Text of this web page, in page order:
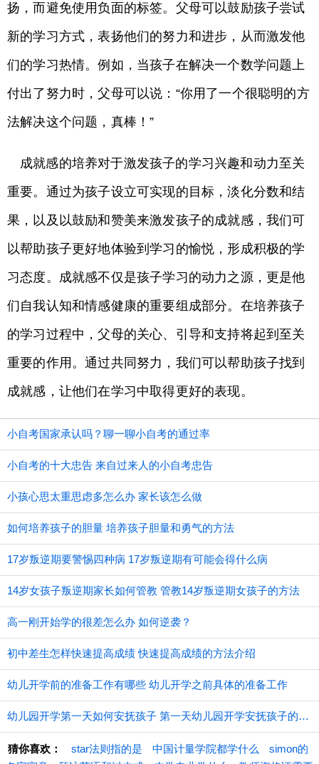
扬，而避免使用负面的标签。父母可以鼓励孩子尝试
新的学习方式，表扬他们的努力和进步，从而激发他
们的学习热情。例如，当孩子在解决一个数学问题上
付出了努力时，父母可以说：“你用了一个很聪明的方
法解决这个问题，真棒！”
成就感的培养对于激发孩子的学习兴趣和动力至关
重要。通过为孩子设立可实现的目标，淡化分数和结
果，以及以鼓励和赞美来激发孩子的成就感，我们可
以帮助孩子更好地体验到学习的愉悦，形成积极的学
习态度。成就感不仅是孩子学习的动力之源，更是他
们自我认知和情感健康的重要组成部分。在培养孩子
的学习过程中，父母的关心、引导和支持将起到至关
重要的作用。通过共同努力，我们可以帮助孩子找到
成就感，让他们在学习中取得更好的表现。
小自考国家承认吗？聊一聊小自考的通过率
小自考的十大忠告 来自过来人的小自考忠告
小孩心思太重思虑多怎么办 家长该怎么做
如何培养孩子的胆量 培养孩子胆量和勇气的方法
17岁叛逆期要警惕四种病 17岁叛逆期有可能会得什么病
14岁女孩子叛逆期家长如何管教 管教14岁叛逆期女孩子的方法
高一刚开始学的很差怎么办 如何逆袭？
初中差生怎样快速提高成绩 快速提高成绩的方法介绍
幼儿开学前的准备工作有哪些 幼儿开学之前具体的准备工作
幼儿园开学第一天如何安抚孩子 第一天幼儿园开学安抚孩子的注意事项
猜你喜欢： star法则指的是 中国计量学院都学什么
simon的